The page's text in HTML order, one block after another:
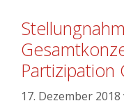
Partizipation
17. Dezember 2018